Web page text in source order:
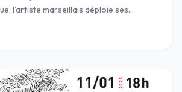
l’artiste marseillais déploie ses